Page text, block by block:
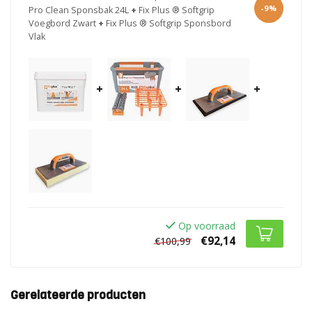
Pro Clean Sponsbak 24L + Fix Plus ® Softgrip
Voegbord Zwart + Fix Plus ® Softgrip Sponsbord
Vlak
-9%
+ + +
Op voorraad
€100,99
€92,14
Gerelateerde producten